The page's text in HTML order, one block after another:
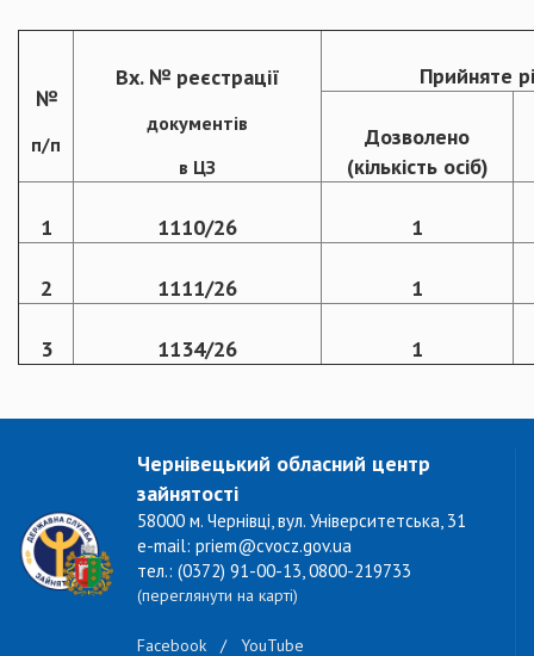
№
п/п
Вх. № реєстрації
документів
в ЦЗ
Прийняте
Дозволено
(кількість осіб)
1 1110/26 1
2 1111/26 1
3 1134/26 1
Чернівецький обласний центр
зайнятості
58000 м. Чернівці, вул. Університетська, 31
e-mail: priem@cvocz.gov.ua
тел.: (0372) 91-00-13, 0800-219733
(переглянути на карті)
Facebook / YouTube